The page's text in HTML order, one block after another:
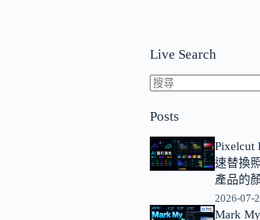
Live Search
不
到
符
件
Posts
Pixelcut
速替換
產品的
2026-07-
Mark